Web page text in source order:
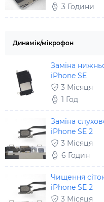
3 Години
Динамік/мікрофон
Заміна
iPhone SE
3 Місяця
1 Год
Заміна
iPhone SE 2
3 Місяця
6 Годин
Чищення
iPhone SE 2
3 Місяця